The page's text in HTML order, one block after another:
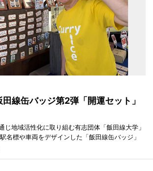
線缶バッジ第2弾「開運セット」
じ地域活性化に取り組む有志団体「飯田線大学」
名標や車両をデザインした「飯田線缶バッジ」